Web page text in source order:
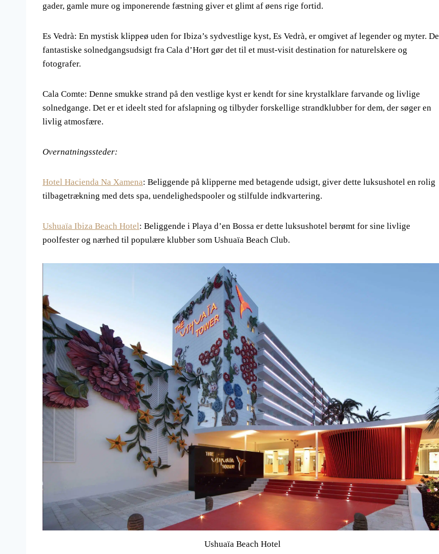
gader, gamle mure og imponerende fæstning giver et glimt af øens rige fortid.
Es Vedrà: En mystisk klippeø uden for Ibiza’s sydvestlige kyst, Es Vedrà, er omgivet af legender og myter. De
fantastiske solnedgangsudsigt fra Cala d’Hort gør det til et must-visit destination for naturelskere og
fotografer.
Cala Comte: Denne smukke strand på den vestlige kyst er kendt for sine krystalklare farvande og livlige
solnedgange. Det er et ideelt sted for afslapning og tilbyder forskellige strandklubber for dem, der søger en
livlig atmosfære.
Overnatningssteder:
Hotel Hacienda Na Xamena: Beliggende på klipperne med betagende udsigt, giver dette luksushotel en rolig
tilbagetrækning med dets spa, uendelighedspooler og stilfulde indkvartering.
Ushuaïa Ibiza Beach Hotel: Beliggende i Playa d’en Bossa er dette luksushotel berømt for sine livlige
poolfester og nærhed til populære klubber som Ushuaïa Beach Club.
Ushuaïa Beach Hotel